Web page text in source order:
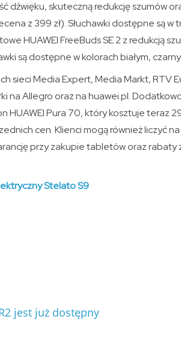
dźwięku, skuteczną redukcję szumów
z 399 zł). Słuchawki dostępne są w
HUAWEI FreeBuds SE 2 z redukcją
są dostępne w kolorach białym,
sieci Media Expert, Media Markt, RTV
na Allegro oraz na huawei.pl.
HUAWEI Pura 70, który kosztuje teraz
cen. Klienci mogą również liczyć
przy zakupie tabletów oraz rabaty
Stelato S9
jest już dostępny